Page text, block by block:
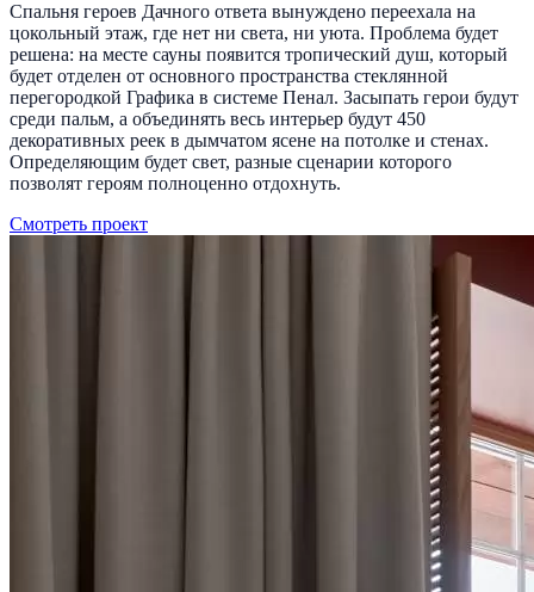
Спальня героев Дачного ответа вынуждено переехала на
цокольный этаж, где нет ни света, ни уюта. Проблема будет
решена: на месте сауны появится тропический душ, который
будет отделен от основного пространства стеклянной
перегородкой Графика в системе Пенал. Засыпать герои будут
среди пальм, а объединять весь интерьер будут 450
декоративных реек в дымчатом ясене на потолке и стенах.
Определяющим будет свет, разные сценарии которого
позволят героям полноценно отдохнуть.
Смотреть проект